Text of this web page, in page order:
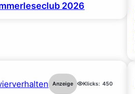
2026
Anzeige Klicks: 450